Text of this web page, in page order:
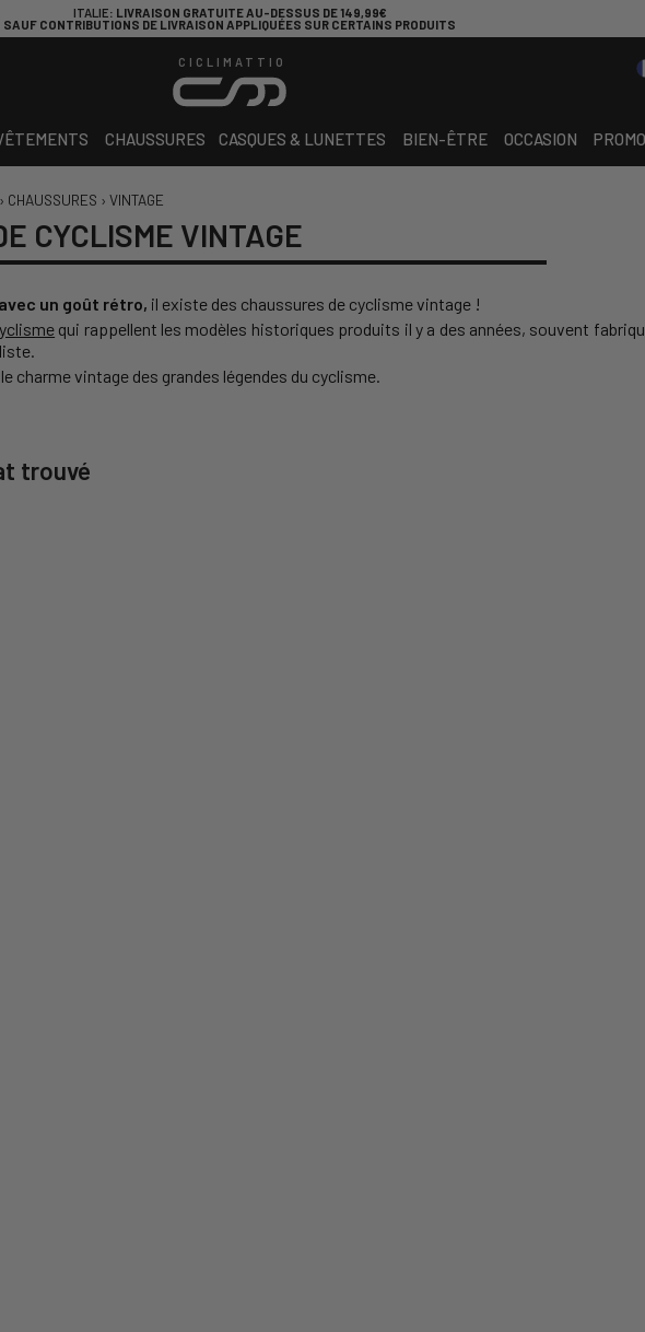
ITALIE: LIVRAISON GRATUITE AU-DESSUS DE 149,99€
SAUF CONTRIBUTIONS DE LIVRAISON APPLIQUÉES SUR CERTAINS PRODUITS
CICLIMATTIO
CHAUSSURES CASQUES & LUNETTES BIEN-ÊTRE OCCASION
› CHAUSSURES ›VINTAGE
CYCLISME VINTAGE
un goût rétro, il existe des chaussures de cyclisme vintage !
qui rappellent les modèles historiques produits il y a des années, souvent
charme vintage des grandes légendes du cyclisme.
trouvé